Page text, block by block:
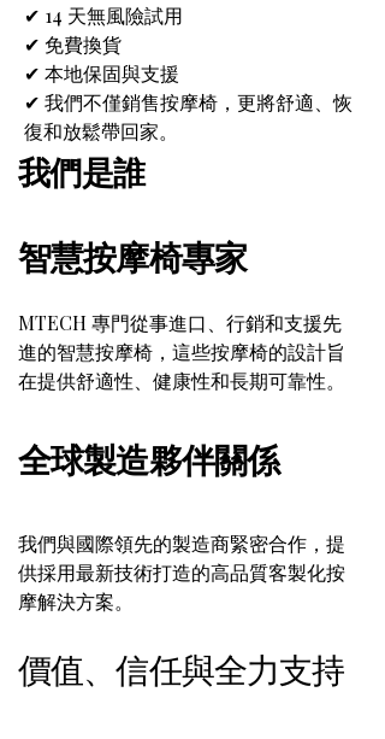
✔ 14 天無風險試用
✔ 免費換貨
✔ 本地保固與支援
✔ 我們不僅銷售按摩椅，更將舒適、恢
復和放鬆帶回家。
我們是誰
智慧按摩椅專家
MTECH 專門從事進口、行銷和支援先
進的智慧按摩椅，這些按摩椅的設計旨
在提供舒適性、健康性和長期可靠性。
全球製造夥伴關係
我們與國際領先的製造商緊密合作，提
供採用最新技術打造的高品質客製化按
摩解決方案。
價值、信任與全力支持